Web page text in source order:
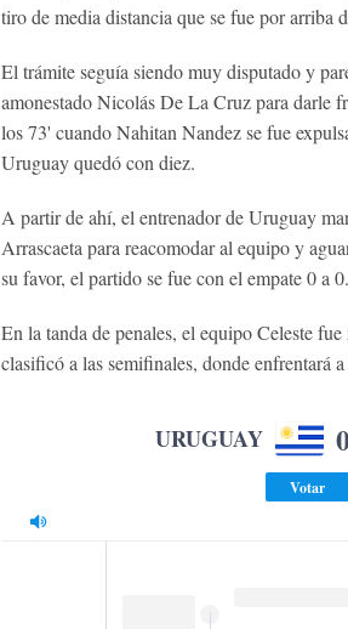
tiro de media distancia que se fue por arriba
El trámite seguía siendo muy disputado y
amonestado Nicolás De La Cruz para darle
los 73' cuando Nahitan Nandez se fue
Uruguay quedó con diez.
A partir de ahí, el entrenador de Uruguay
Arrascaeta para reacomodar al equipo y
su favor, el partido se fue con el empate 0 a 0.
En la tanda de penales, el equipo Celeste
clasificó a las semifinales, donde enfrentará